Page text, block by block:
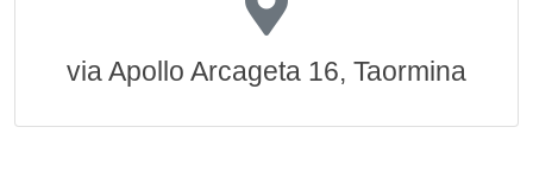
via Apollo Arcageta 16, Taormina